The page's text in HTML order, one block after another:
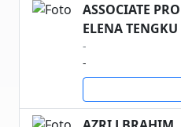
ASSOCIATE
ELENA
-
-